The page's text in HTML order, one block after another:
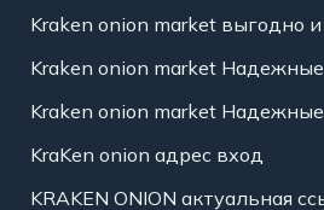
Kraken onion market выгодно
Kraken onion market
Kraken onion market
KraKen onion адрес вход
KRAKEN ONION актуальная